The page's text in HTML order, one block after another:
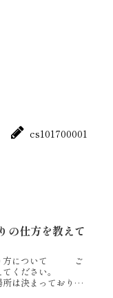
cs101700001
の仕方を教えて
り方について ご
えてください。
は決まっておりま